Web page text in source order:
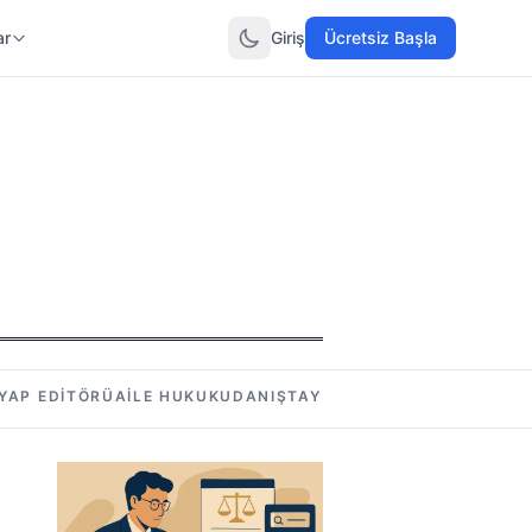
Giriş Ücretsiz Başla
EDITÖRÜ AILE HUKUKU DANIŞTAY KARARLARI